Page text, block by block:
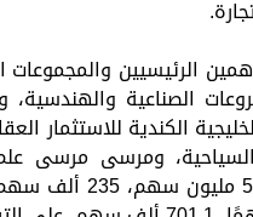
الرئيسيين
الصناعية والهندسية،
الكندية للاستثمار
ومرسى مرسى